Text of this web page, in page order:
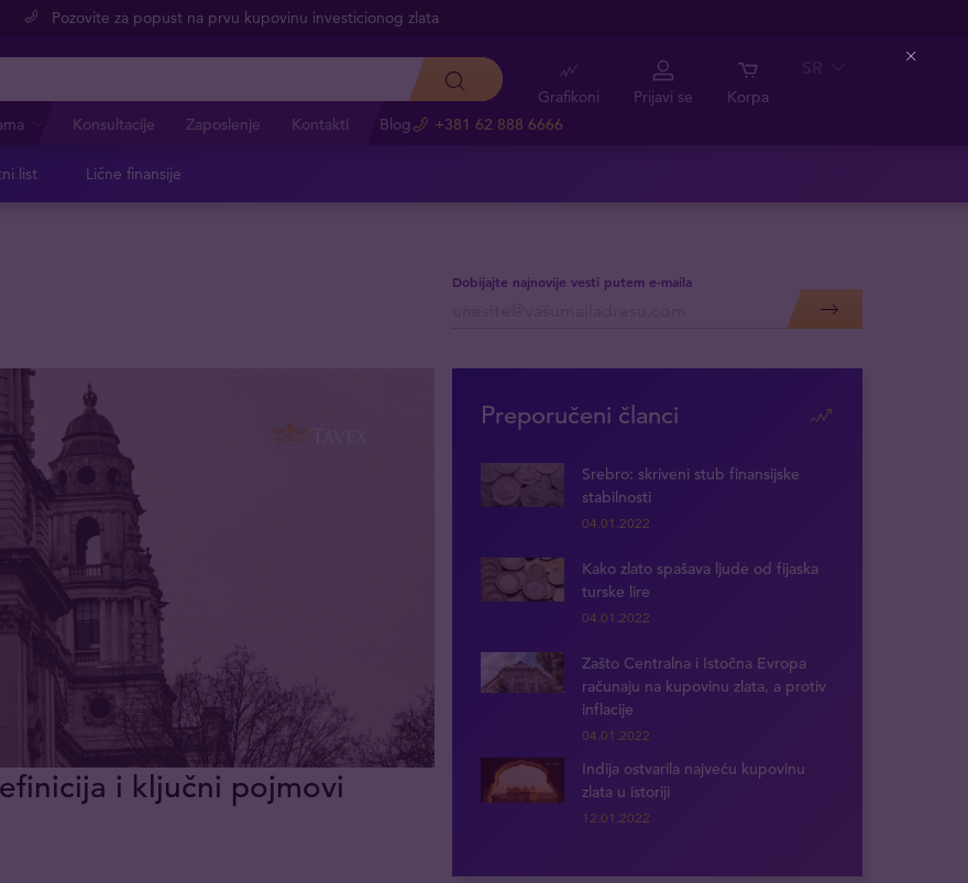
Pozovite za popust na prvu kupovinu investicionog zlata
Konsultacije Zaposlenje Kontakti Blog +381 62 888 6666
Grafikoni Prijavi se Korpa
SR
list Lične finansije
Dobijajte najnovije vesti putem e-maila
i ključni pojmovi
Preporučeni članci
Srebro: skriveni stub finansijske
stabilnosti
04.01.2022
Kako zlato spašava ljude od fijaska
turske lire
04.01.2022
Zašto Centralna i Istočna Evropa
računaju na kupovinu zlata, a protiv
inflacije
04.01.2022
Indija ostvarila najveću kupovinu
zlata u istoriji
12.01.2022
Close